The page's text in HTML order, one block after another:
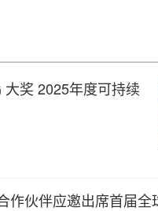
奖 2025年度可持续
作伙伴应邀出席首届全